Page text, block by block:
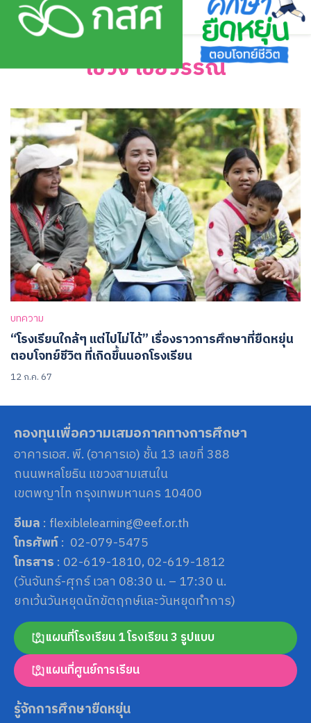
Skip
Search
for:
เชวง ไชยวรรณ
บทความ
“โรงเรียนใกล้ๆ แต่ไปไม่ได้” เรื่องราวการศึกษาที่ยืดหยุ่น
ตอบโจทย์ชีวิต ที่เกิดขึ้นนอกโรงเรียน
12 ก.ค. 67
กองทุนเพื่อความเสมอภาคทางการศึกษา
อาคารเอส. พี. (อาคารเอ) ชั้น 13 เลขที่ 388
ถนนพหลโยธิน แขวงสามเสนใน
เขตพญาไท กรุงเทพมหานคร 10400
อีเมล : flexiblelearning@eef.or.th
โทรศัพท์: 02-079-5475
โทรสาร : 02-619-1810, 02-619-1812
(วันจันทร์-ศุกร์ เวลา 08:30 น. – 17:30 น.
ยกเว้นวันหยุดนักขัตฤกษ์และวันหยุดทำการ)
แผนที่โรงเรียน 1 โรงเรียน 3 รูปแบบ
แผนที่ศูนย์การเรียน
รู้จักการศึกษายืดหยุ่น